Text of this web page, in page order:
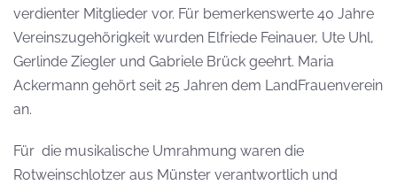
verdienter Mitglieder vor. Für bemerkenswerte 40 Jahre
Vereinszugehörigkeit wurden Elfriede Feinauer, Ute Uhl,
Gerlinde Ziegler und Gabriele Brück geehrt. Maria
Ackermann gehört seit 25 Jahren dem LandFrauenverein
an.
Für die musikalische Umrahmung waren die
Rotweinschlotzer aus Münster verantwortlich und